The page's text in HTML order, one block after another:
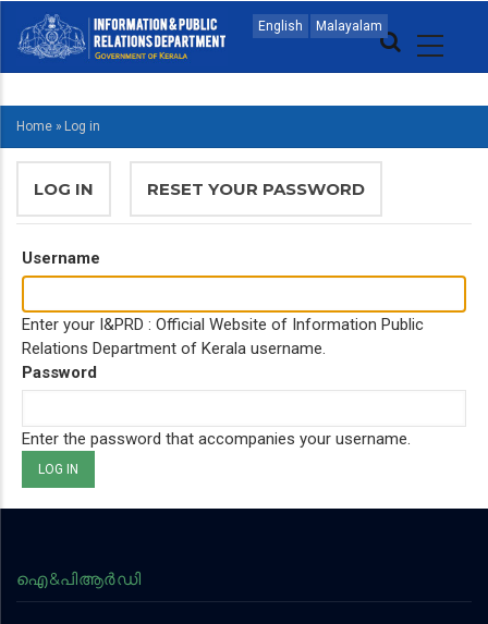
main
English Malayalam
MAIN
NAVIGATION
MALAYALAM
BREADCRUMB
Home » Log in
PRIMARY
TABS
LOG IN (ACTIVERESET YOUR PASSWORD
Username
Enter your I&PRD : Official Website of Information Public
Relations Department of Kerala username.
Password
Enter the password that accompanies your username.
ഐ&പിആര്‍ഡി